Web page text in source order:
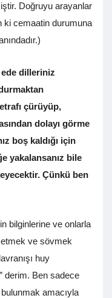
Doğruyu arayanlar
ki cemaatin durumuna
dilleriniz
çürüyüp,
dolayı görme
boş kaldığı için
yakalansanız bile
Çünkü ben
bilginlerine ve onlarla
ve sövmek
huy
derim. Ben sadece
amacıyla